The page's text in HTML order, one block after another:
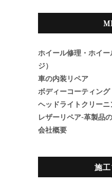
ホイール修理・ホイ
ジ）
車の内装リペア
ボディーコーティング
ヘッドライトクリーニ
レザーリペア-革製品
会社概要
施